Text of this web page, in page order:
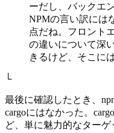
ーだし、バックエ
NPMの言い訳には
点だね。フロント
の違いについて深
きるけど、そこに
└
最後に確認したとき、
cargoにはなかった。
ど、単に魅力的なターゲ